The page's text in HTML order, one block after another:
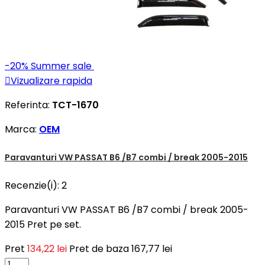
-20%Summer sale
Vizualizare rapida
Referinta: TCT-1670
Marca: OEM
Paravanturi VW PASSAT B6 /B7 combi / break 2005-2015
Recenzie(i): 2
Paravanturi VW PASSAT B6 /B7 combi / break 2005-
2015 Pret pe set.
Pret 134,22 lei Pret de baza167,77 lei